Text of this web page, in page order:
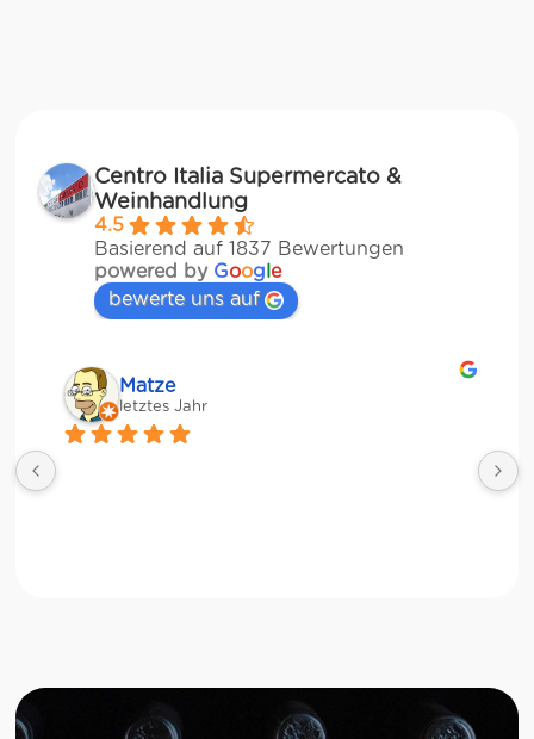
Centro Italia Supermercato &
Weinhandlung
4.5
Basierend auf 1837 Bewertungen
powered by Google
bewerte uns auf
Matze
letztes Jahr